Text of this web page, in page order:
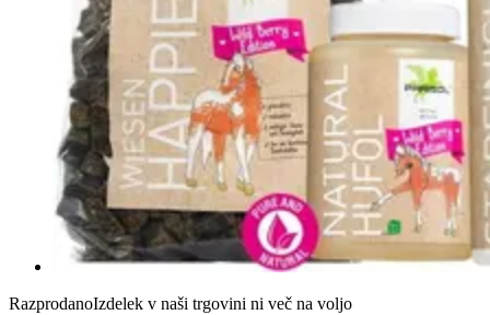
RazprodanoIzdelek v naši trgovini ni več na voljo